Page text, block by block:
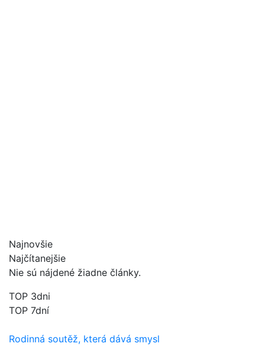
Najnovšie
Najčítanejšie
Nie sú nájdené žiadne články.
TOP 3dni
TOP 7dní
Rodinná soutěž, která dává smysl